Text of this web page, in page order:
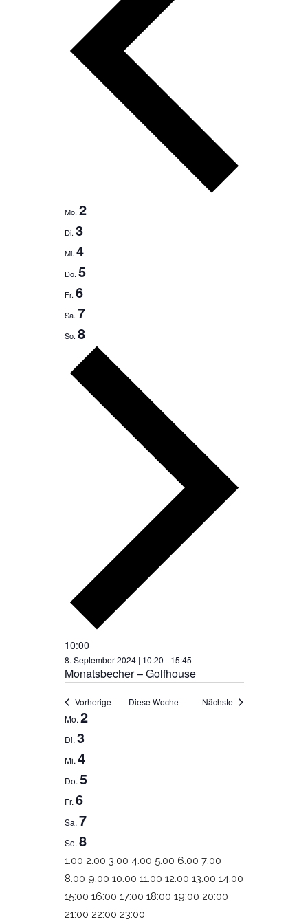
Mo. 2
Di. 3
Mi. 4
Do. 5
Fr. 6
Sa. 7
So. 8
Nächste
Woche
10:00
8. September 2024 | 10:20 - 15:45
Monatsbecher – Golfhouse
Vorherige Diese Woche Nächste
WOCHE
VON
VERANSTALTUNGEN
Mo. 2
Di. 3
Mi. 4
Do. 5
Fr. 6
Sa. 7
So. 8
0:00
1:00 2:00 3:00 4:00 5:00 6:00 7:00
8:00 9:00 10:00 11:00 12:00 13:00 14:00
15:00 16:00 17:00 18:00 19:00 20:00
21:00 22:00 23:000:00